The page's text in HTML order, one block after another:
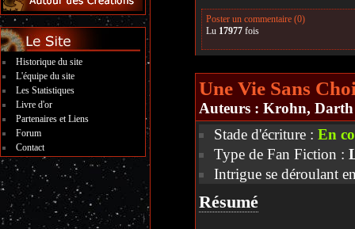
Historique du site
L'équipe du site
Les Statistiques
Livre d'or
Partenaires et Liens
Forum
Contact
Poster un commentaire (0)
Lu 17977fois
Une Vie Sans
Auteurs : Krohn,
Stade d'écriture : En
Type de Fan Fiction :
Intrigue se déroulant
Résumé